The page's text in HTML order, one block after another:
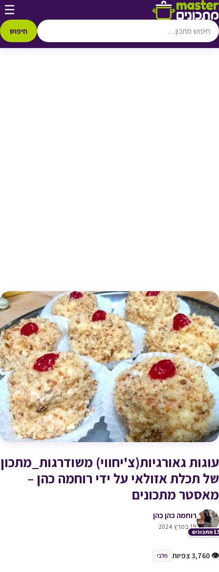
דלג לתוכן ☰
חיפוש
עוגות גאורגיות(צ'יחווי) משודרגות_מתכון
של תכלת אזולאי על ידי רוחמה כהן –
מאסטר מתכונים
רוחמה כהן כהן
19 במרץ 2024
♥ הוספה
👁 3,760 צפיות חלבי